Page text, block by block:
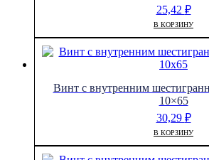
25,42 ₽
В КОРЗИНУ
Винт с внутренним
10×65
30,29 ₽
В КОРЗИНУ